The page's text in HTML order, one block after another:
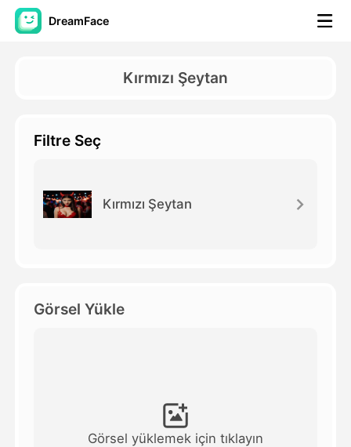
DreamFace
Yapay Zeka Araçları
AI Video
Fotoğraf
Kırmızı Şeytan
Filtre Seç
Kırmızı Şeytan
Görsel Yükle
Görsel yüklemek için tıklayın